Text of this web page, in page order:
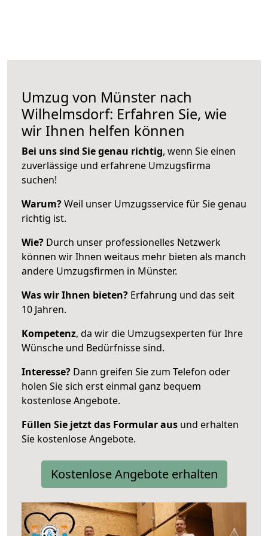
Umzug von Münster nach
Wilhelmsdorf: Erfahren Sie, wie
wir Ihnen helfen können
Bei uns sind Sie genau richtig, wenn Sie einen
zuverlässige und erfahrene Umzugsfirma
suchen!
Warum?Weil unser Umzugsservice für Sie genau
richtig ist.
Wie? Durch unser professionelles Netzwerk
können wir Ihnen weitaus mehr bieten als manch
andere Umzugsfirmen in Münster.
Was wir Ihnen bieten? Erfahrung und das seit
10 Jahren.
Kompetenz, da wir die Umzugsexperten für Ihre
Wünsche und Bedürfnisse sind.
Interesse? Dann greifen Sie zum Telefon oder
holen Sie sich erst einmal ganz bequem
kostenlose Angebote.
Füllen Sie jetzt das Formular aus und erhalten
Sie kostenlose Angebote.
Kostenlose Angebote erhalten